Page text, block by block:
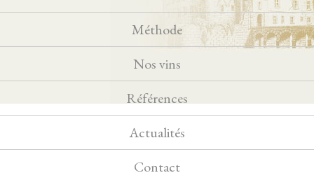
Méthode
Nos vins
Références
Actualités
Contact